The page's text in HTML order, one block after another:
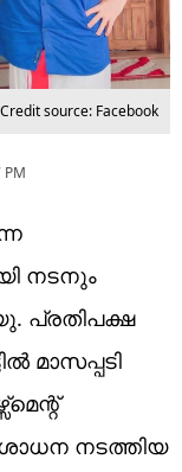
source: Facebook
നടനും
പ്രതിപക്ഷ
മാസപ്പടി
നടത്തിയ